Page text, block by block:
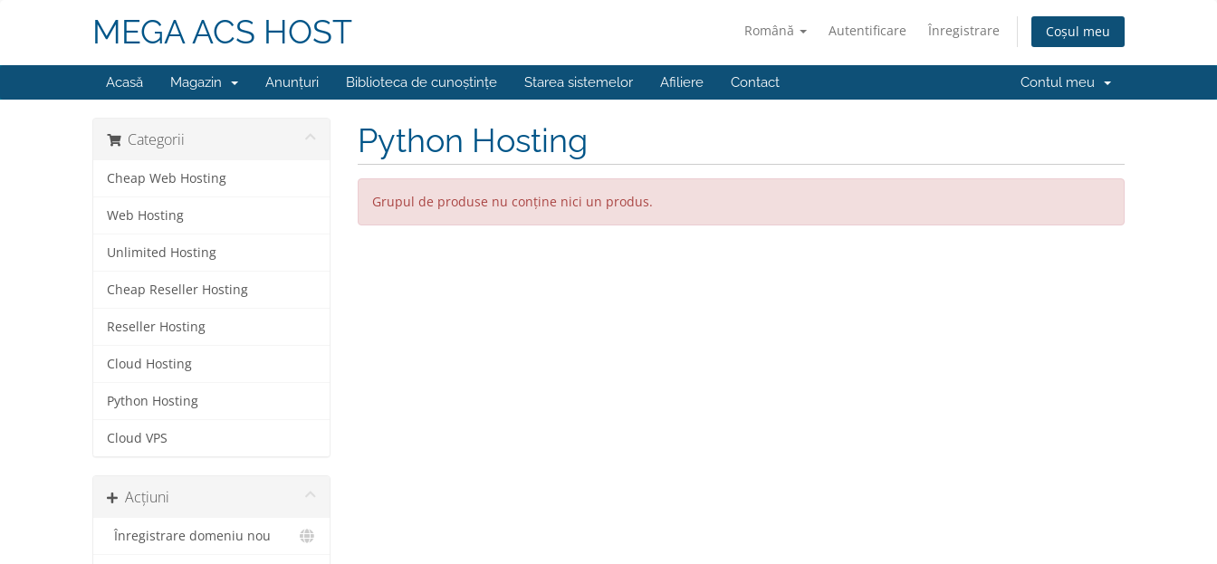
Română Autentificare Înregistrare Coșul meu
MEGA ACS HOST
Acasă Magazin Anunțuri Biblioteca de cunoștințe Starea sistemelor Afiliere Contact Contul meu
Categorii
Cheap Web Hosting
Web Hosting
Unlimited Hosting
Cheap Reseller Hosting
Reseller Hosting
Cloud Hosting
Python Hosting
Cloud VPS
Acțiuni
Înregistrare domeniu nou
Python Hosting
Grupul de produse nu conține nici un produs.